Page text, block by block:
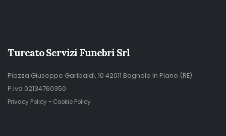
Turcato Servizi Funebri Srl
Piazza Giuseppe Garibaldi, 10 42011 Bagnolo In Piano (RE)
P.iva 02134760350
Privacy Policy- Cookie Policy